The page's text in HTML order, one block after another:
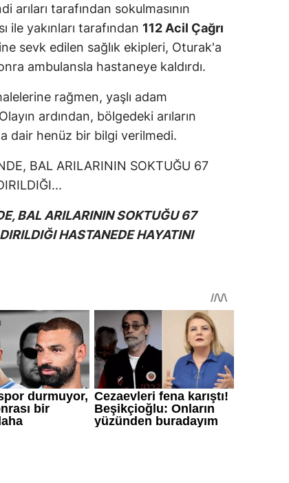
tarafından sokulmasının
ile yakınları tarafından 112 Acil Çağrı
sevk edilen sağlık ekipleri, Oturak'a
ambulansla hastaneye kaldırdı.
rağmen, yaşlı adam
ardından, bölgedeki arıların
dair henüz bir bilgi verilmedi.
BAL ARILARININ SOKTUĞU 67
HASTANEDE HAYATINI